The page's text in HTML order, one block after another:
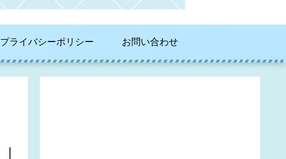
プライバシーポリシー お問い合わせ